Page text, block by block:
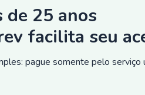
de 25 anos
facilita seu
pague somente pelo serviço